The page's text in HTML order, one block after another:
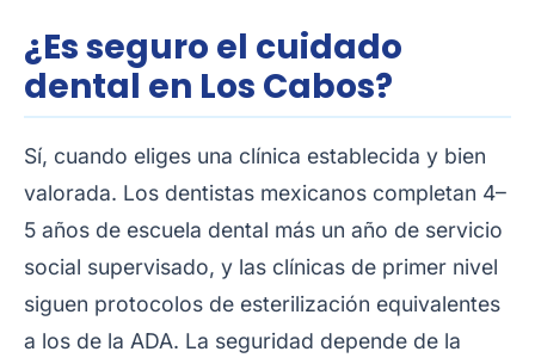
¿Es seguro el cuidado
dental en Los Cabos?
Sí, cuando eliges una clínica establecida y bien
valorada. Los dentistas mexicanos completan 4–
5 años de escuela dental más un año de servicio
social supervisado, y las clínicas de primer nivel
siguen protocolos de esterilización equivalentes
a los de la ADA. La seguridad depende de la